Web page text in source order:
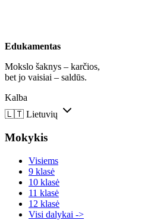
Edukamentas
Mokslo šaknys – karčios,
bet jo vaisiai – saldūs.
Kalba
🇱🇹 Lietuvių
Mokykis
Visiems
9 klasė
10 klasė
11 klasė
12 klasė
Visi dalykai ->